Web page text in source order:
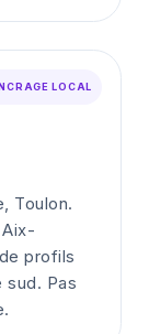
LOCAL
Toulon.
profils
sud. Pas